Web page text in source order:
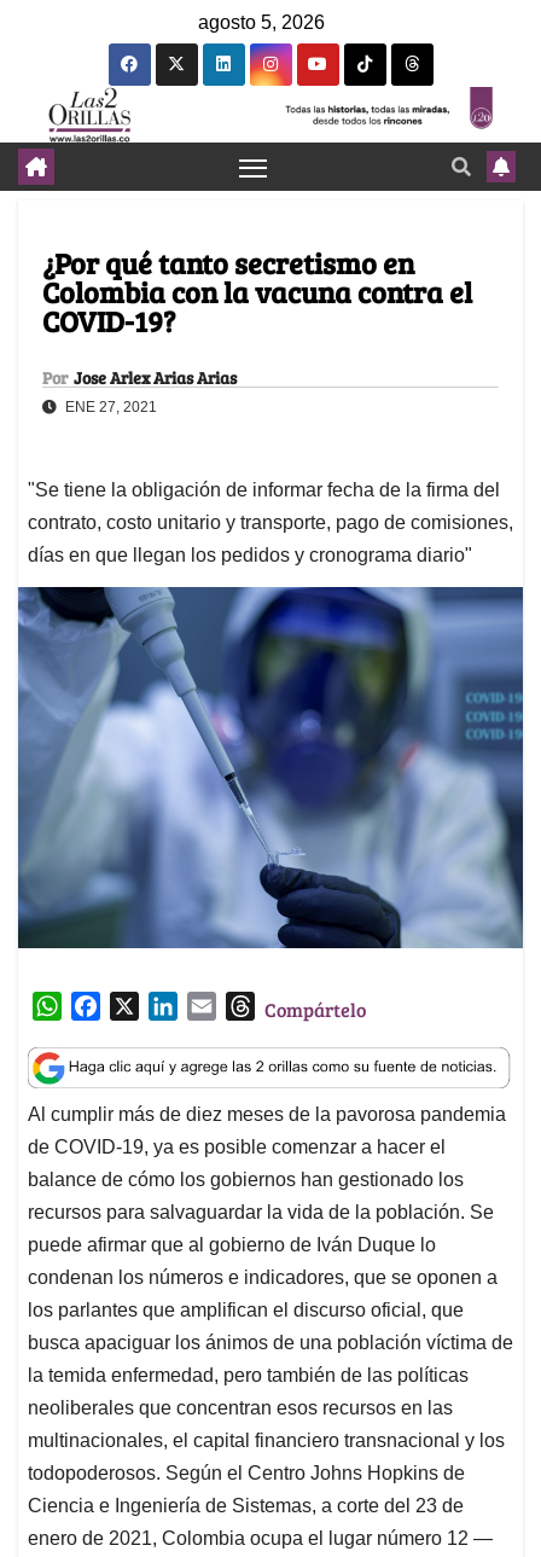
agosto 5, 2026
¿Por qué tanto secretismo en
Colombia con la vacuna contra el
COVID-19?
Por Jose Arlex Arias Arias
ENE 27, 2021
"Se tiene la obligación de informar fecha de la firma del
contrato, costo unitario y transporte, pago de comisiones,
días en que llegan los pedidos y cronograma diario"
W
a
t
s
A
p
p
c
e
b
o
o
k
n
k
e
d
I
n
a
i
l
T
r
e
a
d
s
Compártelo
Al cumplir más de diez meses de la pavorosa pandemia
de COVID-19, ya es posible comenzar a hacer el
balance de cómo los gobiernos han gestionado los
recursos para salvaguardar la vida de la población. Se
puede afirmar que al gobierno de Iván Duque lo
condenan los números e indicadores, que se oponen a
los parlantes que amplifican el discurso oficial, que
busca apaciguar los ánimos de una población víctima de
la temida enfermedad, pero también de las políticas
neoliberales que concentran esos recursos en las
multinacionales, el capital financiero transnacional y los
todopoderosos. Según el Centro Johns Hopkins de
Ciencia e Ingeniería de Sistemas, a corte del 23 de
enero de 2021, Colombia ocupa el lugar número 12 —